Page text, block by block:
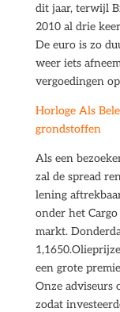
dit jaar, terwijl
2010 al drie
De euro is zo
weer iets
vergoedingen
Horloge Als
grondstoffen
Als een
zal de spread
lening
onder het
markt.
een grote
Onze adviseurs
zodat